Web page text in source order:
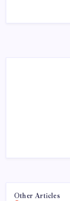
Other Articles